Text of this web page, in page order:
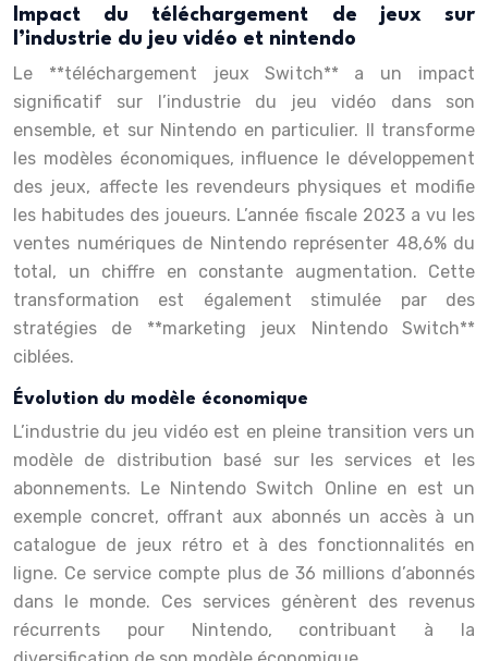
Impact du téléchargement de jeux sur
l’industrie du jeu vidéo et nintendo
Le **téléchargement jeux Switch** a un impact
significatif sur l’industrie du jeu vidéo dans son
ensemble, et sur Nintendo en particulier. Il transforme
les modèles économiques, influence le développement
des jeux, affecte les revendeurs physiques et modifie
les habitudes des joueurs. L’année fiscale 2023 a vu les
ventes numériques de Nintendo représenter 48,6% du
total, un chiffre en constante augmentation. Cette
transformation est également stimulée par des
stratégies de **marketing jeux Nintendo Switch**
ciblées.
Évolution du modèle économique
L’industrie du jeu vidéo est en pleine transition vers un
modèle de distribution basé sur les services et les
abonnements. Le Nintendo Switch Online en est un
exemple concret, offrant aux abonnés un accès à un
catalogue de jeux rétro et à des fonctionnalités en
ligne. Ce service compte plus de 36 millions d’abonnés
dans le monde. Ces services génèrent des revenus
récurrents pour Nintendo, contribuant à la